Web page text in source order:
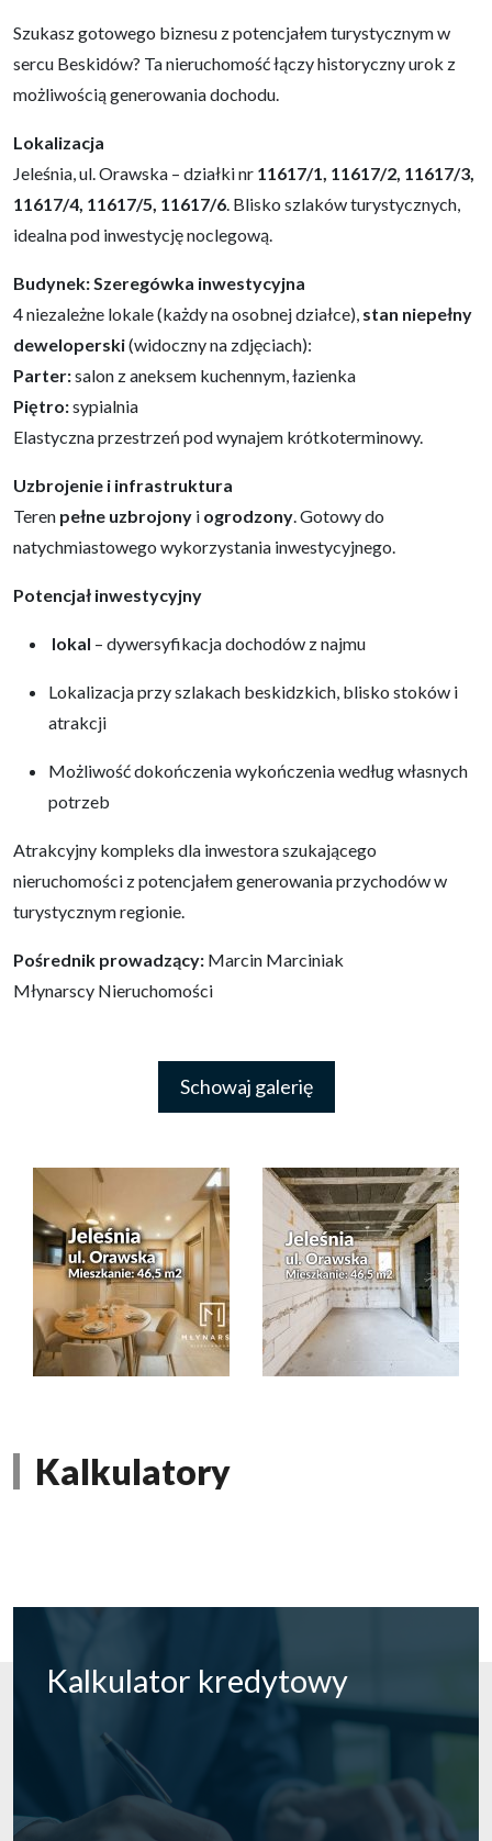
Szukasz gotowego biznesu z potencjałem turystycznym w
sercu Beskidów? Ta nieruchomość łączy historyczny urok z
możliwością generowania dochodu.​​
Lokalizacja
Jeleśnia, ul. Orawska – działki nr 11617/1, 11617/2, 11617/3,
11617/4, 11617/5, 11617/6 . Blisko szlaków turystycznych,
idealna pod inwestycję noclegową.​
Budynek: Szeregówka inwestycyjna
4 niezależne lokale (każdy na osobnej działce), stan niepełny
deweloperski(widoczny na zdjęciach):
Parter:salon z aneksem kuchennym, łazienka
Piętro:sypialnia
Elastyczna przestrzeń pod wynajem krótkoterminowy.​
Uzbrojenie i infrastruktura
Teren pełne uzbrojony i ogrodzony . Gotowy do
natychmiastowego wykorzystania inwestycyjnego.
Potencjał inwestycyjny
lokal – dywersyfikacja dochodów z najmu
Lokalizacja przy szlakach beskidzkich, blisko stoków i
atrakcji
Możliwość dokończenia wykończenia według własnych
potrzeb​
Atrakcyjny kompleks dla inwestora szukającego
nieruchomości z potencjałem generowania przychodów w
turystycznym regionie.
Pośrednik prowadzący: Marcin Marciniak
Młynarscy Nieruchomości
Schowaj galerię
Kalkulatory
Kalkulator kredytowy